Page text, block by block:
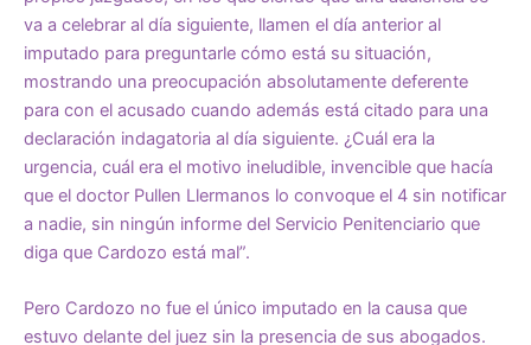
va a celebrar al día siguiente, llamen el día anterior al
imputado para preguntarle cómo está su situación,
mostrando una preocupación absolutamente deferente
para con el acusado cuando además está citado para una
declaración indagatoria al día siguiente. ¿Cuál era la
urgencia, cuál era el motivo ineludible, invencible que hacía
que el doctor Pullen Llermanos lo convoque el 4 sin notificar
a nadie, sin ningún informe del Servicio Penitenciario que
diga que Cardozo está mal”.
Pero Cardozo no fue el único imputado en la causa que
estuvo delante del juez sin la presencia de sus abogados.